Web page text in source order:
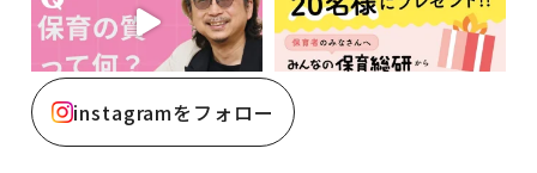
instagramをフォロー